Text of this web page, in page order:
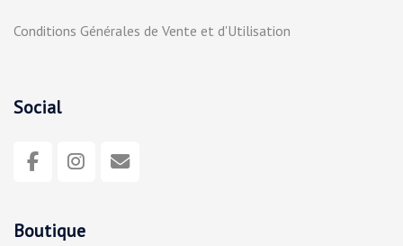
Conditions Générales de Vente et d'Utilisation
Social
Boutique